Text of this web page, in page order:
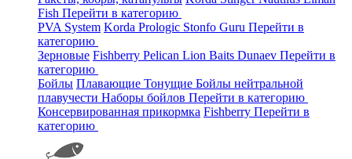
Fish Перейти в категорию
PVA System Korda Prologic Stonfo Guru Перейти в
категорию
Зерновые Fishberry Pelican Lion Baits Dunaev Перейти в
категорию
Бойлы Плавающие Тонущие Бойлы нейтральной
плавучести Наборы бойлов Перейти в категорию
Консервированная прикормка Fishberry Перейти в
категорию